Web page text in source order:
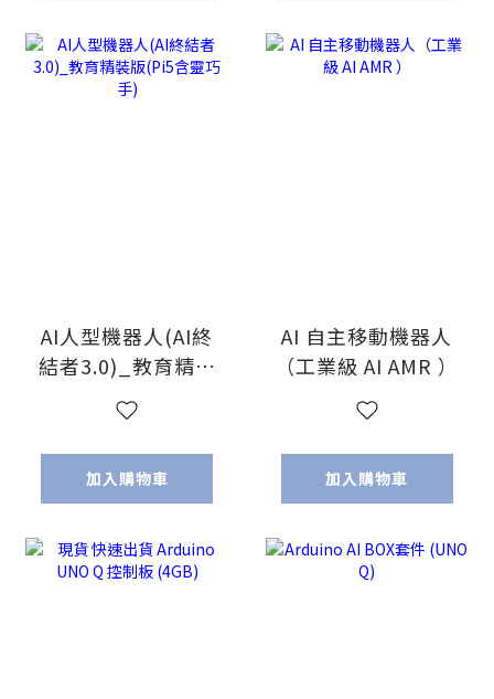
AI人型機器人(AI終
結者3.0)_教育精裝
版(Pi5含靈巧手)
加入購物車
AI 自主移動機器人
（工業級 AI AMR ）
加入購物車